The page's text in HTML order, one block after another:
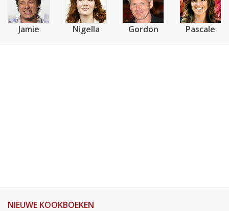
Jamie Nigella Gordon Pascale
NIEUWE KOOKBOEKEN